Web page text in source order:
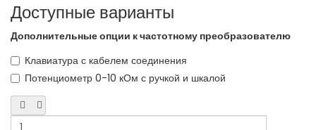
Доступные варианты
Дополнительные опции к частотному преобразователю
Клавиатура с кабелем соединения
Потенциометр 0-10 кОм с ручкой и шкалой